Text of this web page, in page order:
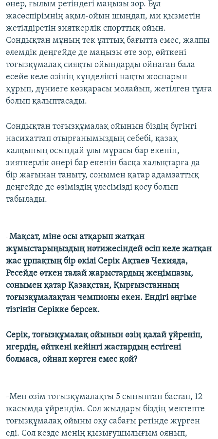
өнер, ғылым ретіндегі маңызы зор. Бұл
жасөспірімнің ақыл-ойын шыңдап, ми қызметін
жетілдіретін зияткерлік спорттық ойын.
Сондықтан мұның тек ұлттық бағытта емес, жалпы
әлемдік деңгейде де маңызы өте зор, өйткені
тоғызқұмалақ сияқты ойындарды ойнаған бала
есейе келе өзінің күнделікті нақты жоспарын
құрып, дүниеге көзқарасы молайып, жетілген тұлға
болып қалыптасады.
Сондықтан тоғызқұмалақ ойынын біздің бүгінгі
насихаттап отырғанымыздың себебі, қазақ
халқының осындай ұлы мұрасы бар екенін,
зияткерлік өнері бар екенін басқа халықтарға да
бір жағынан таныту, сонымен қатар адамзаттық
деңгейде де өзіміздің үлесімізді қосу болып
табылады.
-Мақсат, міне осы атқарып жатқан
жұмыстарыңыздың нәтижесіндей өсіп келе жатқан
жас ұрпақтың бір өкілі Серік Ақтаев Чехияда,
Ресейде өткен талай жарыстардың жеңімпазы,
сонымен қатар Қазақстан, Қырғызстанның
тоғызқұмалақтан чемпионы екен. Ендігі әңгіме
тізгінін Серікке берсек.
Серік, тоғызқұмалақ ойынын өзің қалай үйреніп,
игердің, өйткені кейінгі жастардың естігені
болмаса, ойнап көрген емес қой?
-Мен өзім тоғызқұмалақты 5 сыныптан бастап, 12
жасымда үйрендім. Сол жылдары біздің мектепте
тоғызқұмалақ ойыны оқу сабағы ретінде жүрген
еді. Сол кезде менің қызығушылығым оянып,